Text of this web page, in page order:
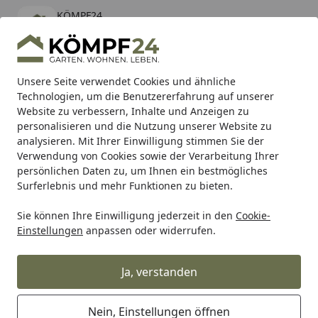
Unsere Seite verwendet Cookies und ähnliche
Technologien, um die Benutzererfahrung auf unserer
Website zu verbessern, Inhalte und Anzeigen zu
personalisieren und die Nutzung unserer Website zu
analysieren. Mit Ihrer Einwilligung stimmen Sie der
Verwendung von Cookies sowie der Verarbeitung Ihrer
persönlichen Daten zu, um Ihnen ein bestmögliches
Surferlebnis und mehr Funktionen zu bieten.
Sie können Ihre Einwilligung jederzeit in den Cookie-
Einstellungen anpassen oder widerrufen.
Ja, verstanden
Nein, Einstellungen öffnen
KÖMPF24
kostenlos - Im App Store
Hotline
Alle Produkte
Mein Konto
Suchen
Karibu Pools inkl. gratis Sandfilteranlage & Pool-
Starterset (Gesamtwert bis 468,99€)
Startseite
Grill Weber Grillrosthalter Summit Charcoal (4 Stück)
Weber Grillrosthalter Summit
Charcoal (4 Stück) (65833)